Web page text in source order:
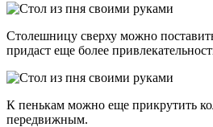
Столешницу сверху можно
придаст еще более
К пенькам можно еще прикрутить
передвижным.